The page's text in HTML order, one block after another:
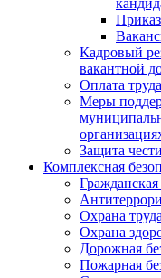
Кадровый
вакантной
Оплата
Меры
Защита
Комплексная
Охрана
Охрана
Дорожная
Пожарная